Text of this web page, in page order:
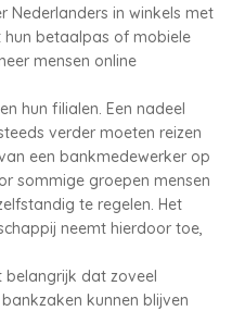
Nederlanders in winkels met
betaalpas of mobiele
mensen online
hun filialen. Een nadeel
verder moeten reizen
een bankmedewerker op
sommige groepen mensen
te regelen. Het
neemt hierdoor toe,
belangrijk dat zoveel
kunnen blijven